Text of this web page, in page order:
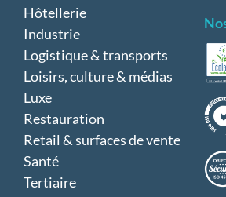
Hôtellerie
Industrie
Logistique & transports
Loisirs, culture & médias
Luxe
Restauration
Retail & surfaces de vente
Santé
Tertiaire